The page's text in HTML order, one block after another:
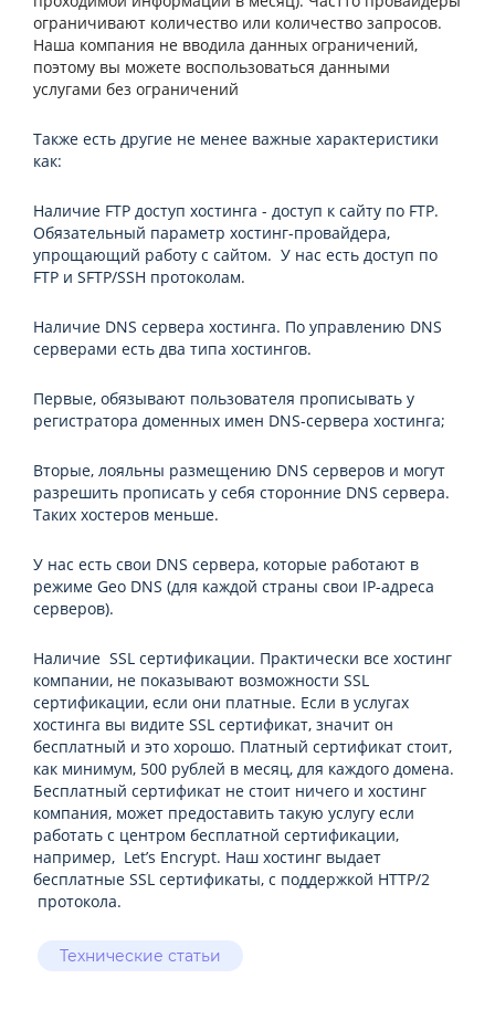
ограничивают количество или количество запросов.
Наша компания не вводила данных ограничений,
поэтому вы можете воспользоваться данными
услугами без ограничений
Также есть другие не менее важные характеристики
как:
Наличие FTP доступ хостинга - доступ к сайту по FTP.
Обязательный параметр хостинг-провайдера,
упрощающий работу с сайтом. У нас есть доступ по
FTP и SFTP/SSH протоколам.
Наличие DNS сервера хостинга. По управлению DNS
серверами есть два типа хостингов.
Первые, обязывают пользователя прописывать у
регистратора доменных имен DNS-сервера хостинга;
Вторые, лояльны размещению DNS серверов и могут
разрешить прописать у себя сторонние DNS сервера.
Таких хостеров меньше.
У нас есть свои DNS сервера, которые работают в
режиме Geo DNS (для каждой страны свои IP-адреса
серверов).
Наличие SSL сертификации. Практически все хостинг
компании, не показывают возможности SSL
сертификации, если они платные. Если в услугах
хостинга вы видите SSL сертификат, значит он
бесплатный и это хорошо. Платный сертификат стоит,
как минимум, 500 рублей в месяц, для каждого домена.
Бесплатный сертификат не стоит ничего и хостинг
компания, может предоставить такую услугу если
работать с центром бесплатной сертификации,
например, Let’s Encrypt. Наш хостинг выдает
бесплатные SSL сертификаты, с поддержкой HTTP/2
протокола.
Технические статьи